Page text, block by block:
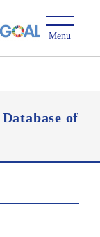
Database of